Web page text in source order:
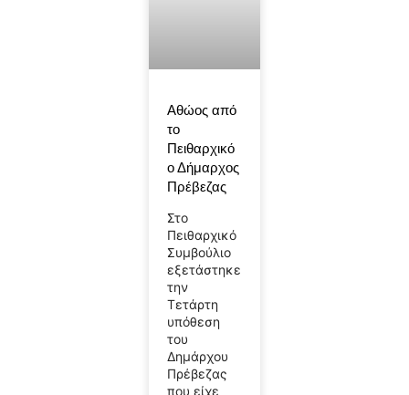
Αθώος από
το
Πειθαρχικό
ο Δήμαρχος
Πρέβεζας
Στο
Πειθαρχικό
Συμβούλιο
εξετάστηκε
την
Τετάρτη
υπόθεση
του
Δημάρχου
Πρέβεζας
που είχε